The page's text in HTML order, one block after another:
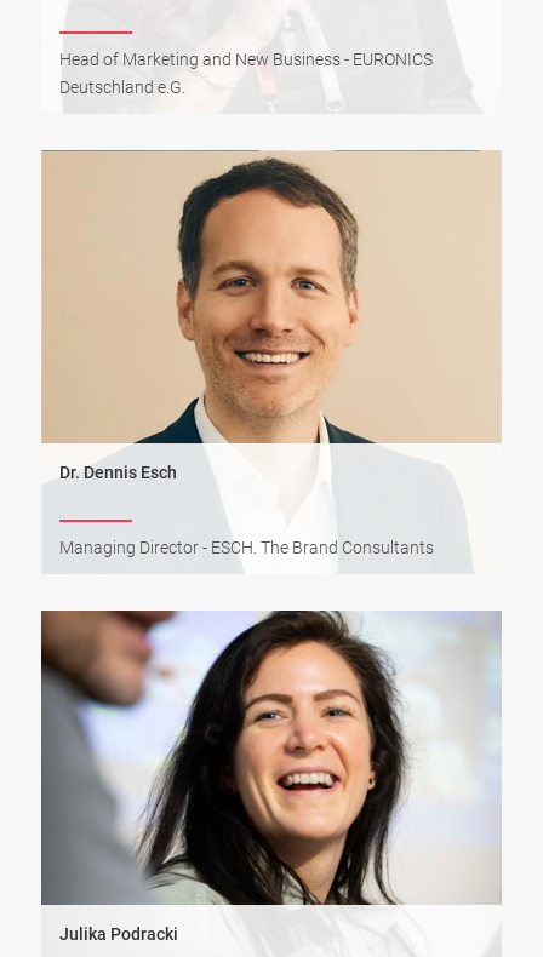
Head of Marketing and New Business - EURONICS
Deutschland e.G.
Dr. Dennis Esch
Managing Director - ESCH. The Brand Consultants
Julika Podracki